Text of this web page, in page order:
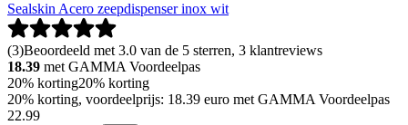
Sealskin Acero zeepdispenser inox wit
(3)Beoordeeld met 3.0 van de 5 sterren, 3 klantreviews
18.39 met GAMMA Voordeelpas
20% korting20% korting
20% korting, voordeelprijs: 18.39 euro met GAMMA Voordeelpas
22.99